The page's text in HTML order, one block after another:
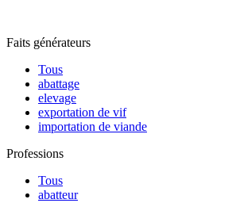
Faits générateurs
Tous
abattage
elevage
exportation de vif
importation de viande
Professions
Tous
abatteur